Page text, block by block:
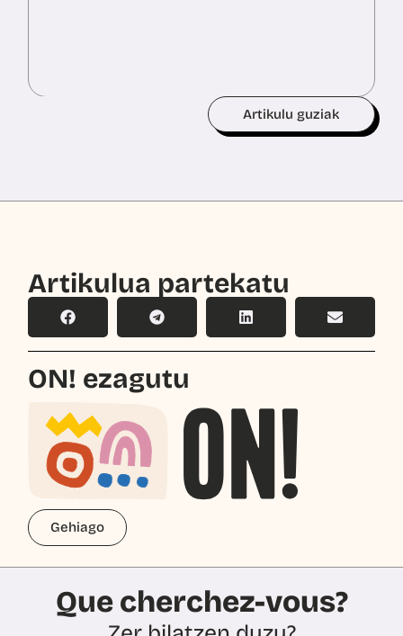
Artikulu guziak
Artikulua partekatu
ON! ezagutu
Gehiago
Que cherchez-vous?